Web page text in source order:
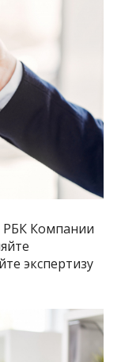
РБК Компании
экспертизу